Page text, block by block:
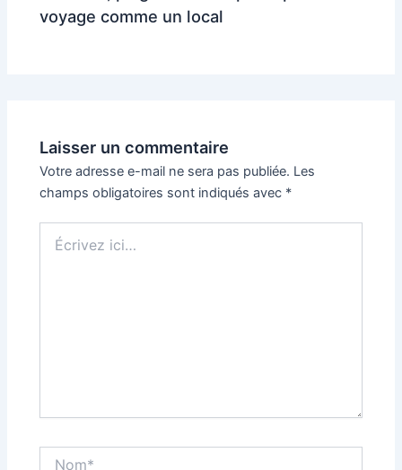
voyage comme un local
Laisser un commentaire
Votre adresse e-mail ne sera pas publiée. Les
champs obligatoires sont indiqués avec *
ici…